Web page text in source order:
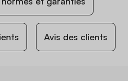
Avis des clients